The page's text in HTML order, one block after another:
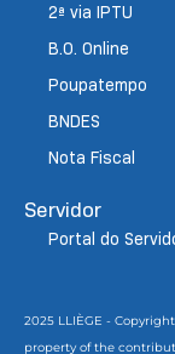
2ª via IPTU
B.O. Online
Poupatempo
BNDES
Nota Fiscal
Servidor
Portal do
2025 LLIÈGE -
property of the